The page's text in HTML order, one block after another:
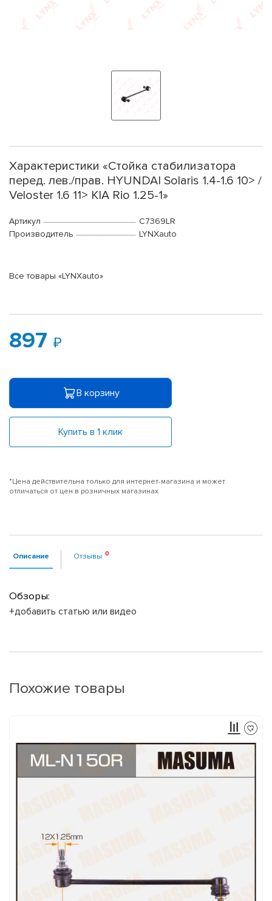
Характеристики «Стойка стабилизатора
перед. лев./прав. HYUNDAI Solaris 1.4-1.6 10> /
Veloster 1.6 11> KIA Rio 1.25-1»
Артикул
C7369LR
Производитель
LYNXauto
Все товары «LYNXauto»
897
В корзину
Купить в 1 клик
*Цена действительна только для интернет-магазина и может
отличаться от цен в розничных магазинах
Описание Отзывы
Обзоры:
+добавить статью или видео
Похожие товары